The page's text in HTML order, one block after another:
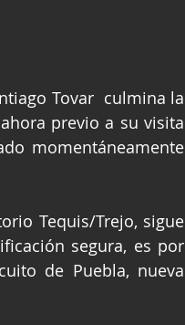
Tovar  culmina la
previo a su visita
momentáneamente
Tequis/Trejo, sigue
segura, es por
de Puebla, nueva